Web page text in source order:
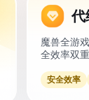
代
魔兽全游
全效率双
安全效率